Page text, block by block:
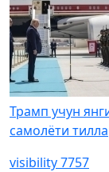
Трамп учун
самолёти
visibility7757